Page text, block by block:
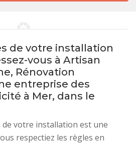
de votre installation
vous à Artisan
Rénovation
entreprise des
à Mer, dans le
de votre installation est une
respectiez les règles en